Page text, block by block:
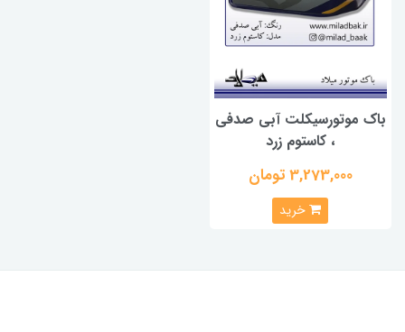
باک موتورسیکلت آبی صدفی
، کاستوم زرد
3,273,000 تومان
خرید